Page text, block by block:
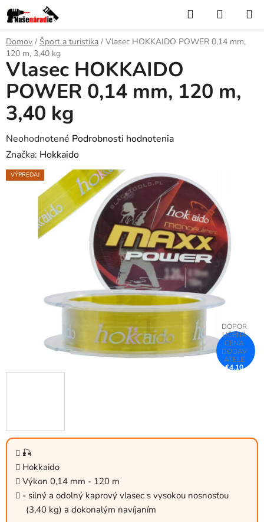
Prejsť
na
obsah
Hľadať
KOŠÍK
Domov / Šport a turistika / Vlasec HOKKAIDO POWER 0,14 mm,
120 m, 3,40 kg
🎣
Hokkaido
Výkon 0,14 mm - 120 m
- silný a odolný kaprový vlasec s vysokou nosnosťou
(3,40 kg) a dokonalým navíjaním
Vlasec HOKKAIDO
POWER 0,14 mm, 120 m,
3,40 kg
Priemerné
hodnotenie
produktu
Neohodnotené Podrobnosti hodnotenia
Značka: Hokkaido
VÝPREDAJ
€4,10